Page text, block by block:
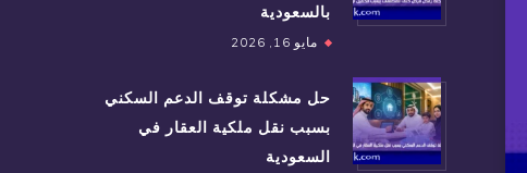
بالسعودية
مايو 16, 2026
حل مشكلة توقف الدعم السكني
بسبب نقل ملكية العقار في
السعودية